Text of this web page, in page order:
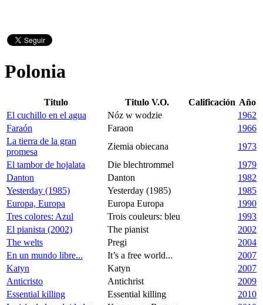
Polonia
Titulo Titulo V.O. Calificación Año
El cuchillo en el agua
Nóz w wodzie
1962
Faraón
Faraon
1966
La tierra de la gran
promesa
Ziemia obiecana
1973
El tambor de hojalata
Die blechtrommel
1979
Danton
Danton
1982
Yesterday (1985)
Yesterday (1985)
1985
Europa, Europa
Europa Europa
1990
Tres colores: Azul
Trois couleurs: bleu
1993
El pianista (2002)
The pianist
2002
The welts
Pregi
2004
En un mundo libre...
It’s a free world...
2007
Katyn
Katyn
2007
Anticristo
Antichrist
2009
Essential killing
Essential killing
2010